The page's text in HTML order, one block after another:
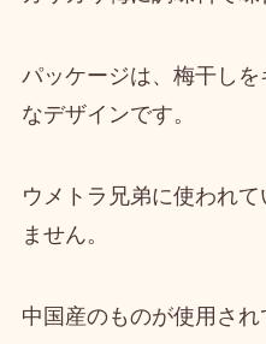
パッケージは、梅干し
なデザインです。
ウメトラ兄弟に使われ
ません。
中国産のものが使用され